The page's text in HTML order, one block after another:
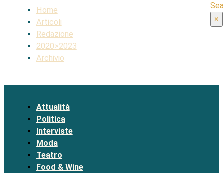
Home
Articoli
Redazione
2020>2023
Archivio
×
Attualità
Politica
Interviste
Moda
Teatro
Food & Wine